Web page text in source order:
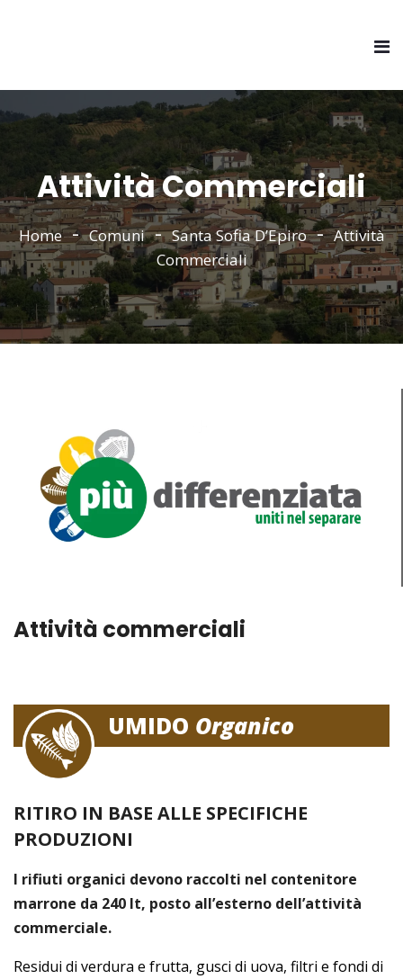
Attività Commerciali
Home Comuni Santa Sofia D’Epiro
Attività
Commerciali
Attività commerciali
UMIDO Organico
RITIRO IN BASE ALLE SPECIFICHE
PRODUZIONI
I rifiuti organici devono raccolti nel contenitore
marrone da 240 lt, posto all’esterno dell’attività
commerciale.
Residui di verdura e frutta, gusci di uova, filtri e fondi di